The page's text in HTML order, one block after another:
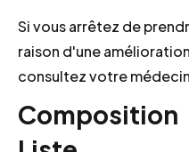
Si vous arrêtez de
raison d'une
consultez votre
Composition